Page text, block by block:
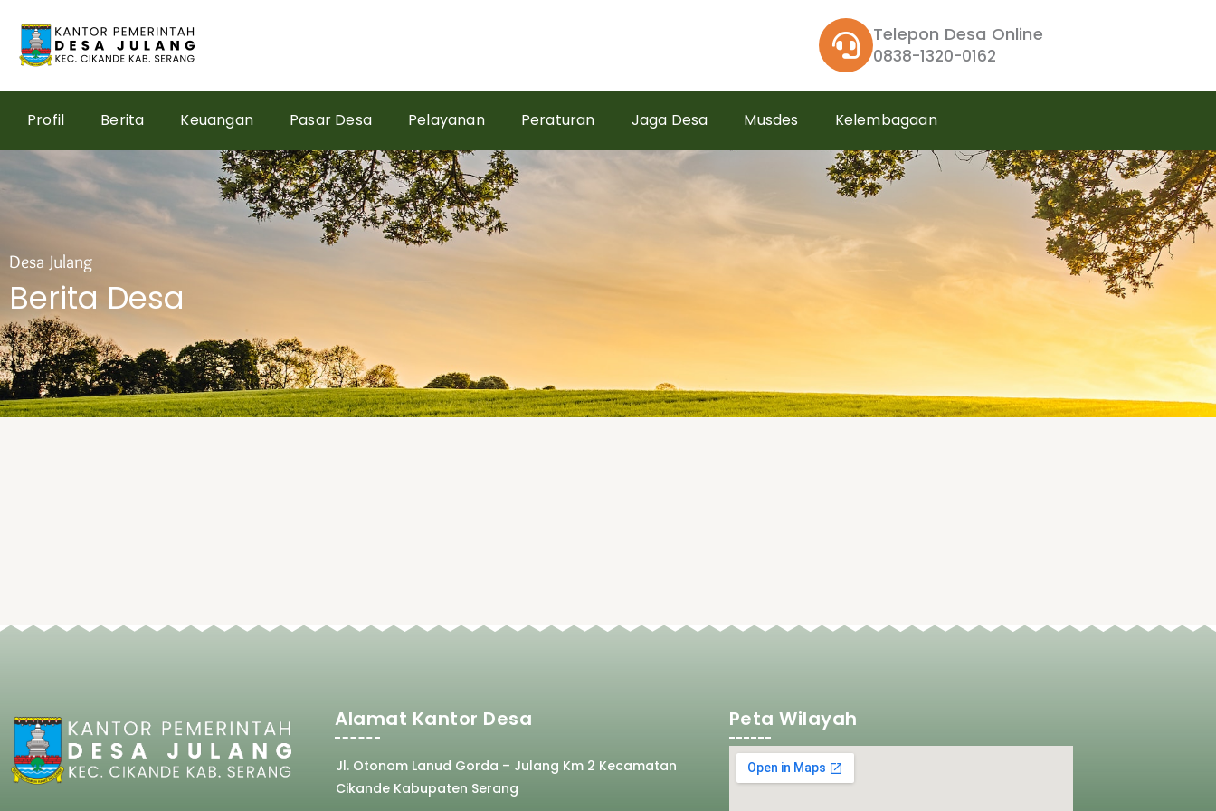
content
Telepon Desa Online
0838-1320-0162
Profil Berita Keuangan Pasar Desa Pelayanan Peraturan Jaga Desa Musdes Kelembagaan
Desa Julang
Berita Desa
Alamat Kantor Desa
Jl. Otonom Lanud Gorda – Julang Km 2 Kecamatan
Cikande Kabupaten Serang
Peta Wilayah